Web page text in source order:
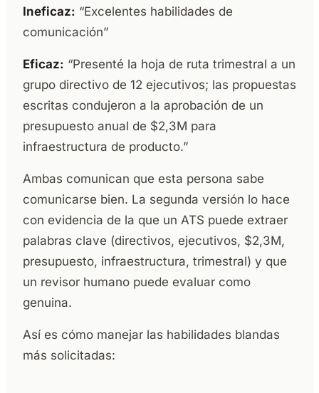
Ineficaz: “Excelentes habilidades de
comunicación”
Eficaz: “Presenté la hoja de ruta trimestral a un
grupo directivo de 12 ejecutivos; las propuestas
escritas condujeron a la aprobación de un
presupuesto anual de $2,3M para
infraestructura de producto.”
Ambas comunican que esta persona sabe
comunicarse bien. La segunda versión lo hace
con evidencia de la que un ATS puede extraer
palabras clave (directivos, ejecutivos, $2,3M,
presupuesto, infraestructura, trimestral) y que
un revisor humano puede evaluar como
genuina.
Así es cómo manejar las habilidades blandas
más solicitadas: